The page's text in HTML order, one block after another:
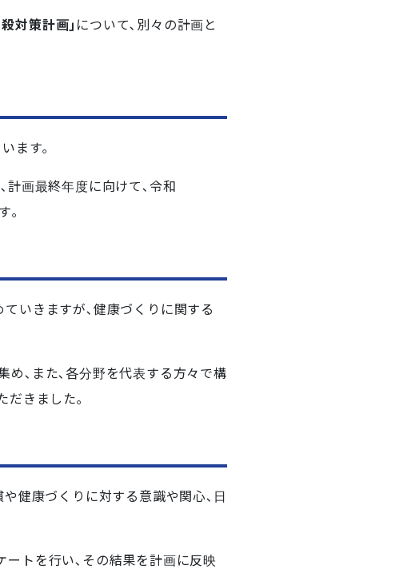
対策計画｣ について､別々の計画と
ます｡
計画最終年度に向けて､令和
｡
いきますが､健康づくりに関する
め､また､各分野を代表する方々で構
だきました｡
健康づくりに対する意識や関心､日
トを行い､その結果を計画に反映